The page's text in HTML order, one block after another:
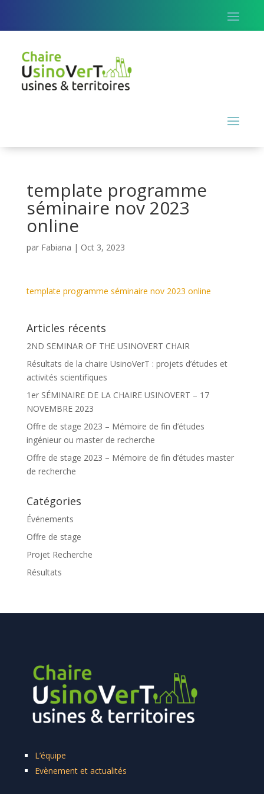
template programme
séminaire nov 2023
online
par Fabiana | Oct 3, 2023
template programme séminaire nov 2023 online
Articles récents
2ND SEMINAR OF THE USINOVERT CHAIR
Résultats de la chaire UsinoVerT : projets d’études et
activités scientifiques
1er SÉMINAIRE DE LA CHAIRE USINOVERT – 17
NOVEMBRE 2023
Offre de stage 2023 – Mémoire de fin d’études
ingénieur ou master de recherche
Offre de stage 2023 – Mémoire de fin d’études master
de recherche
Catégories
Événements
Offre de stage
Projet Recherche
Résultats
L’équipe
Evènement et actualités